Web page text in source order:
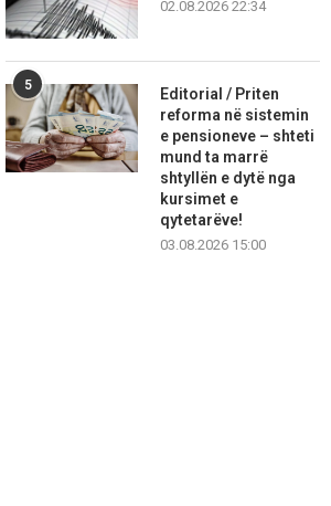
02.08.2026 22:34
5
Editorial / Priten
reforma në sistemin
e pensioneve – shteti
mund ta marrë
shtyllën e dytë nga
kursimet e
qytetarëve!
03.08.2026 15:00